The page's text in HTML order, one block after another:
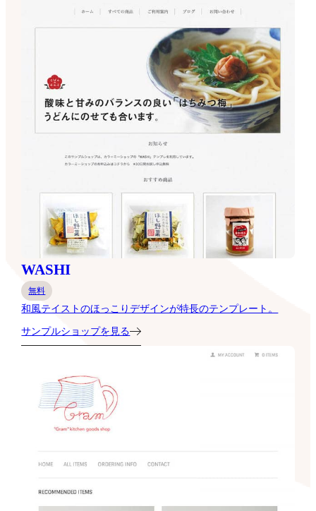
WASHI
無料
和風テイストのほっこりデザインが特長のテンプレート。
サンプルショップを見る